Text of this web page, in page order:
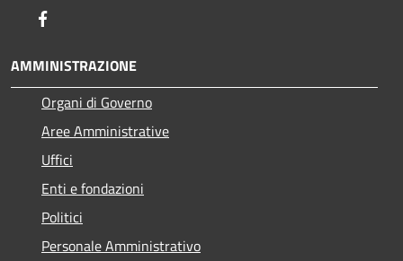
AMMINISTRAZIONE
Organi di Governo
Aree Amministrative
Uffici
Enti e fondazioni
Politici
Personale Amministrativo